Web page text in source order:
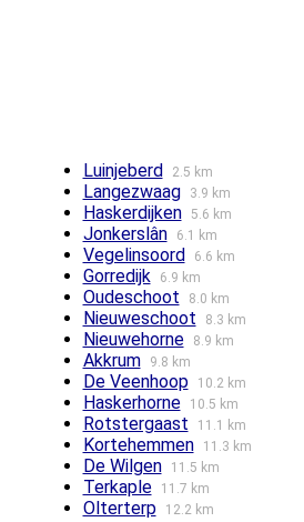
Luinjeberd 2.5 km
Langezwaag 3.9 km
Haskerdijken 5.6 km
Jonkerslân 6.1 km
Vegelinsoord 6.6 km
Gorredijk 6.9 km
Oudeschoot 8.0 km
Nieuweschoot 8.3 km
Nieuwehorne 8.9 km
Akkrum 9.8 km
De Veenhoop 10.2 km
Haskerhorne 10.5 km
Rotstergaast 11.1 km
Kortehemmen 11.3 km
De Wilgen 11.5 km
Terkaple 11.7 km
Olterterp 12.2 km